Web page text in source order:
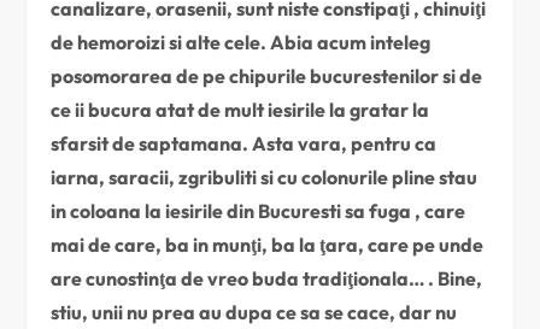
canalizare, orasenii, sunt niste constipaţi , chinuiţi
de hemoroizi si alte cele. Abia acum inteleg
posomorarea de pe chipurile bucurestenilor si de
ce ii bucura atat de mult iesirile la gratar la
sfarsit de saptamana. Asta vara, pentru ca
iarna, saracii, zgribuliti si cu colonurile pline stau
in coloana la iesirile din Bucuresti sa fuga , care
mai de care, ba in munţi, ba la ţara, care pe unde
are cunostinţa de vreo buda tradiţionala… . Bine,
stiu, unii nu prea au dupa ce sa se cace, dar nu